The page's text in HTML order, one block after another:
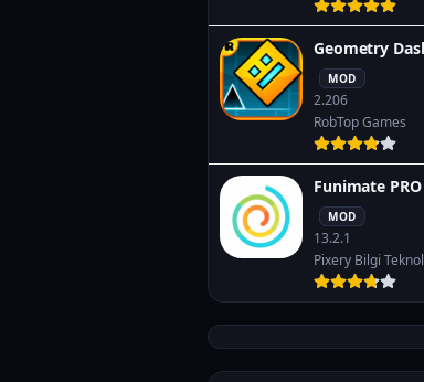
Geometry
MOD
2.206
RobTop Games
Funimate PRO
MOD
13.2.1
Pixery Bilgi